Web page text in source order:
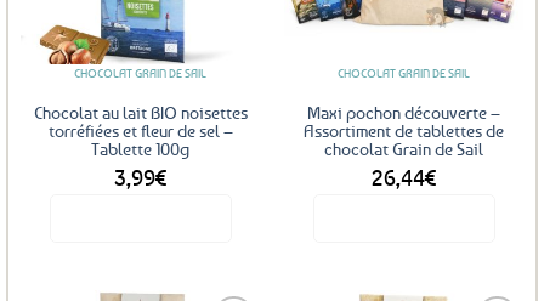
CHOCOLAT GRAIN DE SAIL
Chocolat au lait BIO noisettes
torréfiées et fleur de sel –
Tablette 100g
3,99€
favoris
CHOCOLAT GRAIN DE SAIL
Maxi pochon découverte –
Assortiment de tablettes de
chocolat Grain de Sail
26,44€